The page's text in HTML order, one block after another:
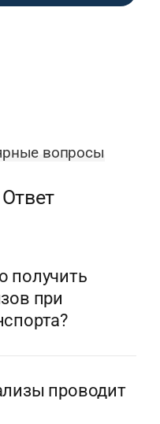
вопросы
получить
при
проводит